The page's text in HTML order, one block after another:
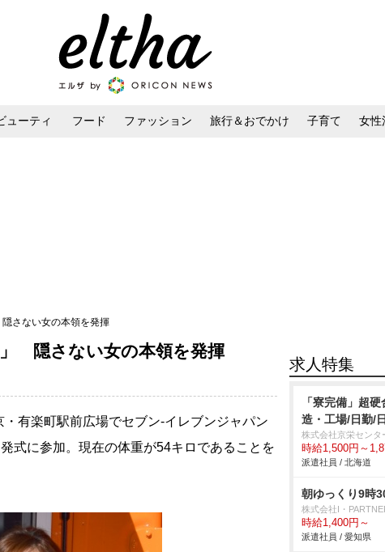
ューティ フード ファッション 旅行＆おでかけ 子育て 女性
さない女の本領を発揮
隠さない女の本領を発揮
・有楽町駅前広場でセブン-イレブンジャパン
式に参加。現在の体重が54キロであることを
求人特集
「寮完備」超
造・工場/日勤/
株式会社京栄センタ
時給1,500円～
派遣社員 / 北海道
朝ゆっくり9時
株式会社I・
時給1,400円～
派遣社員 / 愛知県